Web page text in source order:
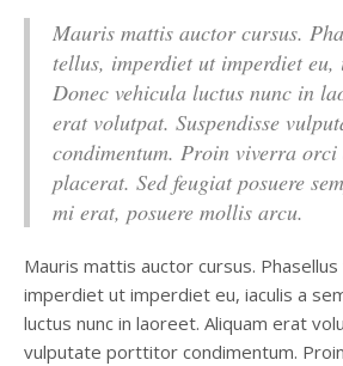
Mauris mattis auctor cursus.
tellus, imperdiet ut imperdiet eu,
Donec vehicula luctus nunc in
erat volutpat. Suspendisse
condimentum. Proin viverra
placerat. Sed feugiat posuere
mi erat, posuere mollis arcu.
Mauris mattis auctor cursus.
imperdiet ut imperdiet eu, iaculis a
luctus nunc in laoreet. Aliquam erat
vulputate porttitor condimentum.